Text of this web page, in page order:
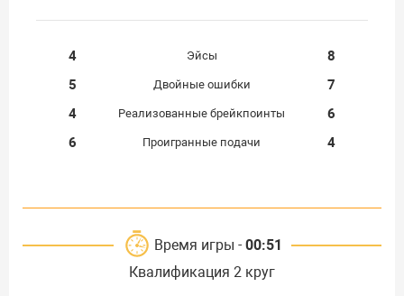
4 Эйсы
8
5
Двойные ошибки
7
4
Реализованные брейкпоинты
6
6
Проигранные подачи 4
Время игры - 00:51
Квалификация 2 круг